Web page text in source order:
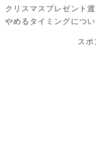
クリスマスプレゼント
やめるタイミングについ
ス